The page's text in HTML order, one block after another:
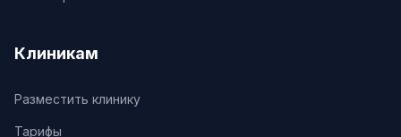
Клиникам
Разместить клинику
Тарифы